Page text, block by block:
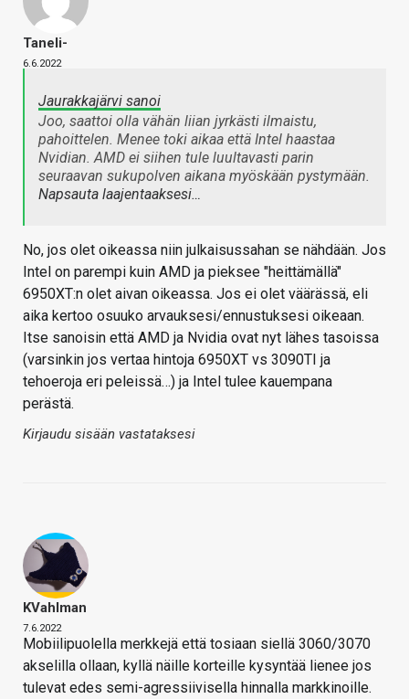
Taneli-
6.6.2022
Jaurakkajärvi sanoi
Joo, saattoi olla vähän liian jyrkästi ilmaistu,
pahoittelen. Menee toki aikaa että Intel haastaa
Nvidian. AMD ei siihen tule luultavasti parin
seuraavan sukupolven aikana myöskään pystymään.
Napsauta laajentaaksesi…
No, jos olet oikeassa niin julkaisussahan se nähdään. Jos
Intel on parempi kuin AMD ja pieksee "heittämällä"
6950XT:n olet aivan oikeassa. Jos ei olet väärässä, eli
aika kertoo osuuko arvauksesi/ennustuksesi oikeaan.
Itse sanoisin että AMD ja Nvidia ovat nyt lähes tasoissa
(varsinkin jos vertaa hintoja 6950XT vs 3090TI ja
tehoeroja eri peleissä…) ja Intel tulee kauempana
perästä.
Kirjaudu sisään vastataksesi
KVahlman
7.6.2022
Mobiilipuolella merkkejä että tosiaan siellä 3060/3070
akselilla ollaan, kyllä näille korteille kysyntää lienee jos
tulevat edes semi-agressiivisella hinnalla markkinoille.